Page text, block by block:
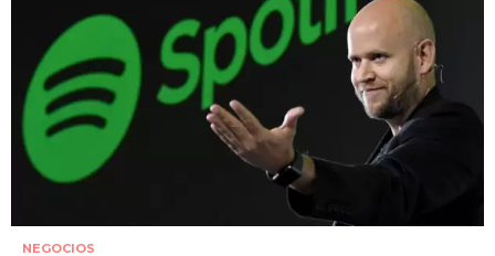
NEGOCIOS